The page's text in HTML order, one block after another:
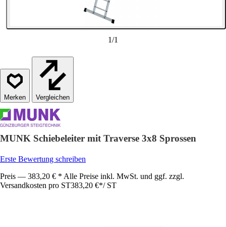
1/1
Vergleichen
MUNK Schiebeleiter mit Traverse 3x8 Sprossen
Erste Bewertung schreiben
Preis — 383,20 € * Alle Preise inkl. MwSt. und ggf. zzgl.
Versandkosten pro ST383,20 €*/ ST